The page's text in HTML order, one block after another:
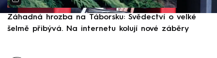
Záhadná hrozba na Táborsku: Svědectví o velké
šelmě přibývá. Na internetu kolují nové záběry